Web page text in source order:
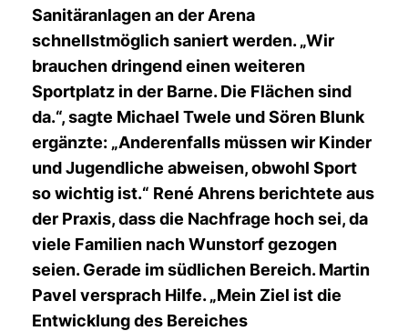
Sanitäranlagen an der Arena
schnellstmöglich saniert werden. „Wir
brauchen dringend einen weiteren
Sportplatz in der Barne. Die Flächen sind
da.“, sagte Michael Twele und Sören Blunk
ergänzte: „Anderenfalls müssen wir Kinder
und Jugendliche abweisen, obwohl Sport
so wichtig ist.“ René Ahrens berichtete aus
der Praxis, dass die Nachfrage hoch sei, da
viele Familien nach Wunstorf gezogen
seien. Gerade im südlichen Bereich. Martin
Pavel versprach Hilfe. „Mein Ziel ist die
Entwicklung des Bereiches